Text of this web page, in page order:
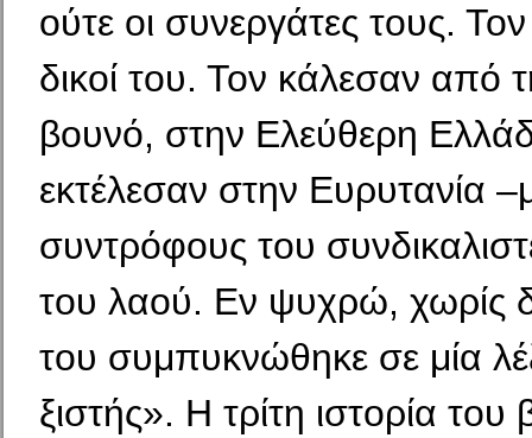
ούτε οι συνερ­γάτες τους.
δικοί του. Τον κάλεσαν από
βουνό, στην Ελεύθερη
εκτέλεσαν στην Ευρυτανία
συντρόφους του
του λαού. Εν ψυ­χρώ, χωρίς
του συμπυκνώθηκε σε μία
ξιστής». Η τρίτη ιστορία του